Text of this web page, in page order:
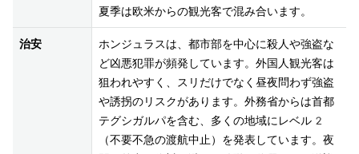
夏季は欧米からの観光客で混み合います。
治安
ホンジュラスは、都市部を中心に殺人や強盗な
ど凶悪犯罪が頻発しています。外国人観光客は
狙われやすく、スリだけでなく昼夜問わず強盗
や誘拐のリスクがあります。外務省からは首都
テグシガルパを含む、多くの地域にレベル2
（不要不急の渡航中止）を発表しています。夜